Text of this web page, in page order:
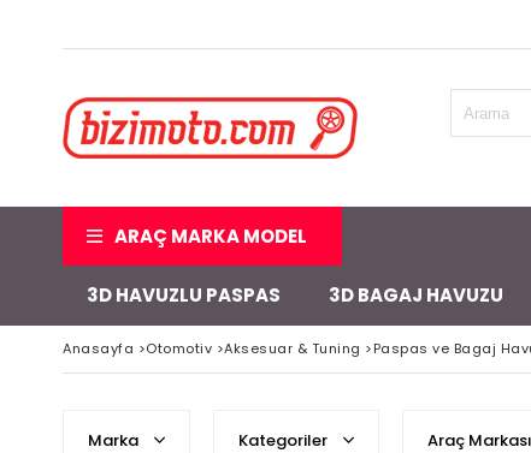
ARAÇ MARKA MODEL
3D HAVUZLU PASPAS 3D BAGAJ HAVUZU
Anasayfa >Otomotiv >Aksesuar & Tuning >Paspas ve Bagaj
Marka Kategoriler Araç Markası